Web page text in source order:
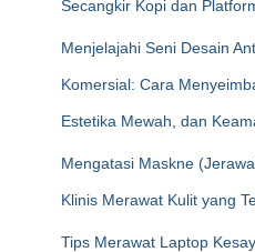
Secangkir Kopi dan
Menjelajahi Seni Desain
Komersial: Cara
Estetika Mewah, dan
Mengatasi Maskne
Klinis Merawat Kulit yang
Tips Merawat Laptop